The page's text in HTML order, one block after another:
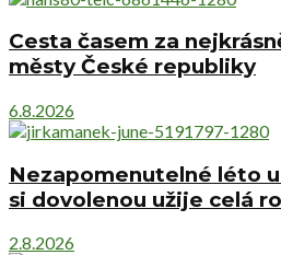
Cesta časem za
městy České republiky
6.8.2026
Nezapomenutelné léto
si dovolenou užije celá
2.8.2026